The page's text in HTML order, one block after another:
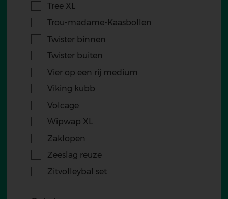
Tree XL
Trou-madame-Kaasbollen
Twister binnen
Twister buiten
Vier op een rij medium
Viking kubb
Volcage
Wipwap XL
Zaklopen
Zeeslag reuze
Zitvolleybal set